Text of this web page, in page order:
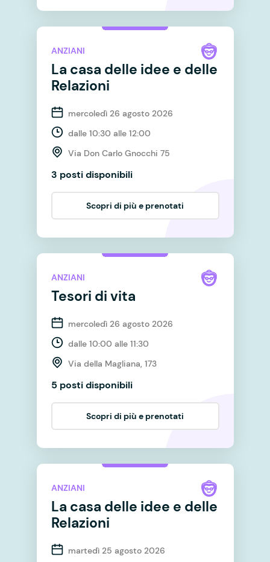
ANZIANI
La casa delle idee e delle
Relazioni
mercoledì 26 agosto 2026
dalle 10:30 alle 12:00
Via Don Carlo Gnocchi 75
3 posti disponibili
Scopri di più e prenotati
ANZIANI
Tesori di vita
mercoledì 26 agosto 2026
dalle 10:00 alle 11:30
Via della Magliana, 173
5 posti disponibili
Scopri di più e prenotati
ANZIANI
La casa delle idee e delle
Relazioni
martedì 25 agosto 2026